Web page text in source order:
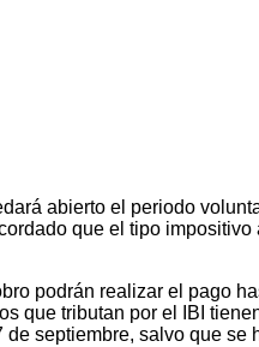
abierto el periodo
que el tipo
podrán realizar el pago
que tributan por el IBI
septiembre, salvo que